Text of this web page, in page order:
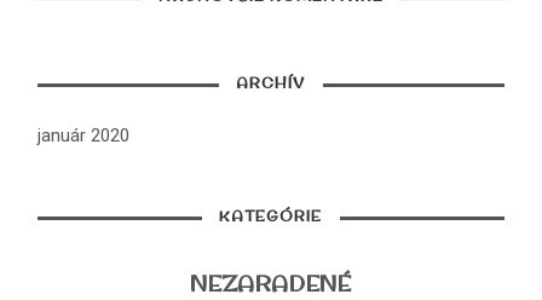
ARCHÍV
január 2020
KATEGÓRIE
NEZARADENÉ